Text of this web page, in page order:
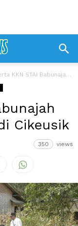
STAI Babunajah Salurkan Air Bersih di Cikeusik
Cikeusik
350 views